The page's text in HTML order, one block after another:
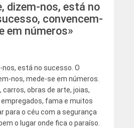
dizem-nos, está no
convencem-
em números»
está no sucesso. O
nos, mede-se em números.
carros, obras de arte, joias,
fama e muitos
para o céu com a segurança
o lugar onde fica o paraíso.